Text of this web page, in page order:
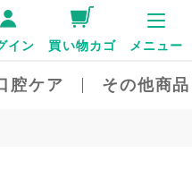
腔ケア その他商
イン 買い物カゴ メニュー